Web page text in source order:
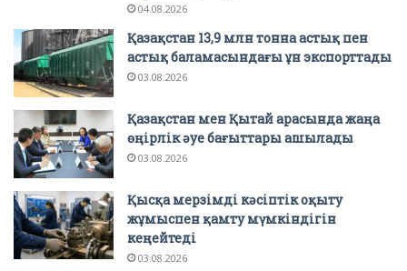
04.08.2026
Қазақстан 13,9 млн тонна астық пен
астық баламасындағы ұн экспорттады
03.08.2026
Қазақстан мен Қытай арасында жаңа
өңірлік әуе бағыттары ашылады
03.08.2026
Қысқа мерзімді кәсіптік оқыту
жұмыспен қамту мүмкіндігін
кеңейтеді
03.08.2026